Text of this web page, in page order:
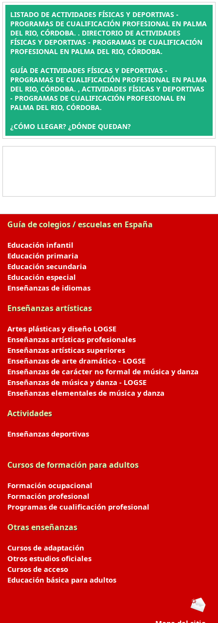
LISTADO DE ACTIVIDADES FÍSICAS Y DEPORTIVAS -
PROGRAMAS DE CUALIFICACIÓN PROFESIONAL EN PALMA
DEL RIO, CÓRDOBA. . DIRECTORIO DE ACTIVIDADES
FÍSICAS Y DEPORTIVAS - PROGRAMAS DE CUALIFICACIÓN
PROFESIONAL EN PALMA DEL RIO, CÓRDOBA.
GUÍA DE ACTIVIDADES FÍSICAS Y DEPORTIVAS -
PROGRAMAS DE CUALIFICACIÓN PROFESIONAL EN PALMA
DEL RIO, CÓRDOBA. , ACTIVIDADES FÍSICAS Y DEPORTIVAS
- PROGRAMAS DE CUALIFICACIÓN PROFESIONAL EN
PALMA DEL RIO, CÓRDOBA.
¿CÓMO LLEGAR? ¿DÓNDE QUEDAN?
Guía de colegios / escuelas en España
Educación infantil
Educación primaria
Educación secundaria
Educación especial
Enseñanzas de idiomas
Enseñanzas artísticas
Artes plásticas y diseño LOGSE
Enseñanzas artísticas profesionales
Enseñanzas artísticas superiores
Enseñanzas de arte dramático - LOGSE
Enseñanzas de carácter no formal de música y danza
Enseñanzas de música y danza - LOGSE
Enseñanzas elementales de música y danza
Actividades
Enseñanzas deportivas
Cursos de formación para adultos
Formación ocupacional
Formación profesional
Programas de cualificación profesional
Otras enseñanzas
Cursos de adaptación
Otros estudios oficiales
Cursos de acceso
Educación básica para adultos